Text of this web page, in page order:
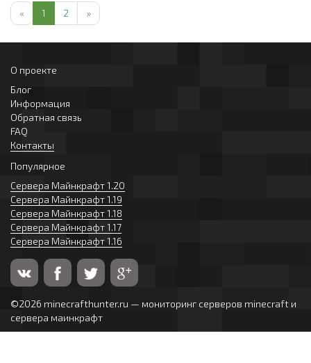
« 1 2 »
О проекте
Блог
Информация
Обратная связь
FAQ
Контакты
Популярное
Сервера Майнкрафт 1.20
Сервера Майнкрафт 1.19
Сервера Майнкрафт 1.18
Сервера Майнкрафт 1.17
Сервера Майнкрафт 1.16
©2026 minecrafthunter.ru — мониторинг серверов minecraft и
сервера маинкрафт